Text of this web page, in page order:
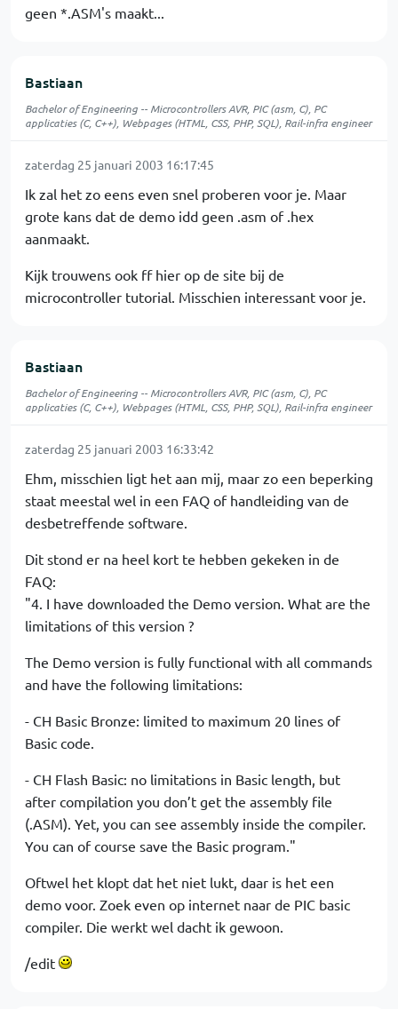
geen *.ASM's maakt...
Bastiaan
Bachelor of Engineering -- Microcontrollers AVR, PIC (asm, C), PC
applicaties (C, C++), Webpages (HTML, CSS, PHP, SQL), Rail-infra engineer
zaterdag 25 januari 2003 16:17:45
Ik zal het zo eens even snel proberen voor je. Maar
grote kans dat de demo idd geen .asm of .hex
aanmaakt.
Kijk trouwens ook ff hier op de site bij de
microcontroller tutorial. Misschien interessant voor je.
Bastiaan
Bachelor of Engineering -- Microcontrollers AVR, PIC (asm, C), PC
applicaties (C, C++), Webpages (HTML, CSS, PHP, SQL), Rail-infra engineer
zaterdag 25 januari 2003 16:33:42
Ehm, misschien ligt het aan mij, maar zo een beperking
staat meestal wel in een FAQ of handleiding van de
desbetreffende software.
Dit stond er na heel kort te hebben gekeken in de
FAQ:
"4. I have downloaded the Demo version. What are the
limitations of this version ?
The Demo version is fully functional with all commands
and have the following limitations:
- CH Basic Bronze: limited to maximum 20 lines of
Basic code.
- CH Flash Basic: no limitations in Basic length, but
after compilation you don’t get the assembly file
(.ASM). Yet, you can see assembly inside the compiler.
You can of course save the Basic program."
Oftwel het klopt dat het niet lukt, daar is het een
demo voor. Zoek even op internet naar de PIC basic
compiler. Die werkt wel dacht ik gewoon.
/edit